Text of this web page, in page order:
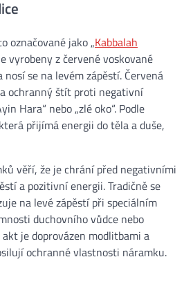
označované jako „Kabbalah
vyrobeny z červené voskované
se na levém zápěstí. Červená
ochranný štít proti negativní
Hara“ nebo „zlé oko“. Podle
přijímá energii do těla a duše,
věří, že je chrání před negativními
a pozitivní energii. Tradičně se
na levé zápěstí při speciálním
duchovního vůdce nebo
je doprovázen modlitbami a
ochranné vlastnosti náramku.